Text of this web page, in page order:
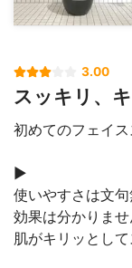
3.00
スッキリ、
初めてのフェイス
▶︎
使いやすさは文句
効果は分かりま
肌がキリッとして